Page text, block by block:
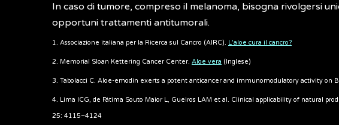
In caso di tumore, compreso il melanoma, bisogna rivolgersi
opportuni trattamenti antitumorali.
1. Associazione italiana per la Ricerca sul Cancro (AIRC). L'aloe cura il cancro?
2. Memorial Sloan Kettering Cancer Center. Aloe vera (Inglese)
3. Tabolacci C. Aloe-emodin exerts a potent anticancer and immunomodulatory activity on
4. Lima ICG, de Fátima Souto Maior L, Gueiros LAM et al. Clinical applicability of natural
25: 4115–4124